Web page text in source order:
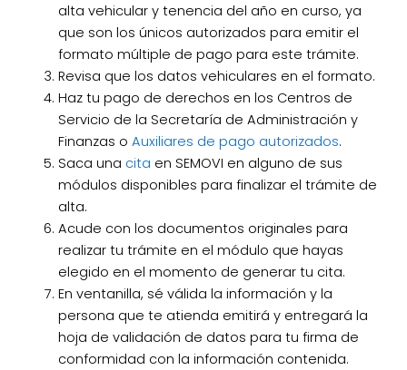
alta vehicular y tenencia del año en curso, ya
que son los únicos autorizados para emitir el
formato múltiple de pago para este trámite.
Revisa que los datos vehiculares en el formato.
Haz tu pago de derechos en los Centros de
Servicio de la Secretaría de Administración y
Finanzas o Auxiliares de pago autorizados.
Saca una cita en SEMOVI en alguno de sus
módulos disponibles para finalizar el trámite de
alta.
Acude con los documentos originales para
realizar tu trámite en el módulo que hayas
elegido en el momento de generar tu cita.
En ventanilla, sé válida la información y la
persona que te atienda emitirá y entregará la
hoja de validación de datos para tu firma de
conformidad con la información contenida.